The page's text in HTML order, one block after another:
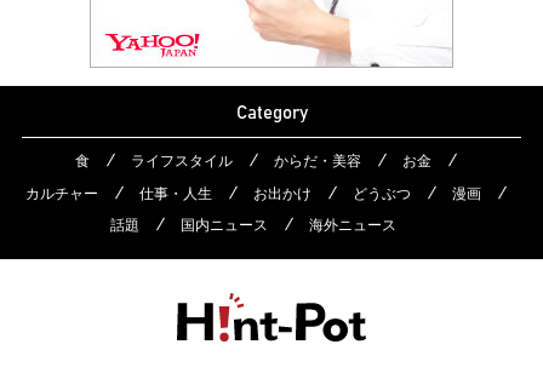
Category
食 ライフスタイル からだ・美容
お金
カルチャー
仕事・人生 お出かけ どうぶつ
漫画
話題
国内ニュース 海外ニュース